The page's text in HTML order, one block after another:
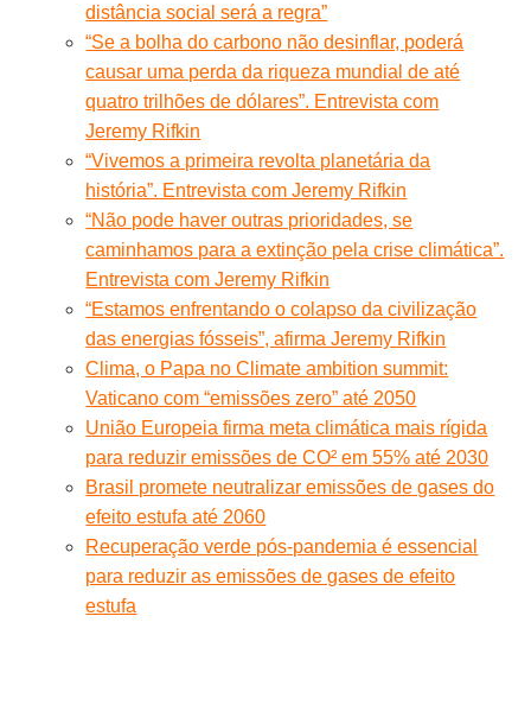
distância social será a regra”
“Se a bolha do carbono não desinflar, poderá
causar uma perda da riqueza mundial de até
quatro trilhões de dólares”. Entrevista com
Jeremy Rifkin
“Vivemos a primeira revolta planetária da
história”. Entrevista com Jeremy Rifkin
“Não pode haver outras prioridades, se
caminhamos para a extinção pela crise climática”.
Entrevista com Jeremy Rifkin
“Estamos enfrentando o colapso da civilização
das energias fósseis”, afirma Jeremy Rifkin
Clima, o Papa no Climate ambition summit:
Vaticano com “emissões zero” até 2050
União Europeia firma meta climática mais rígida
para reduzir emissões de CO² em 55% até 2030
Brasil promete neutralizar emissões de gases do
efeito estufa até 2060
Recuperação verde pós-pandemia é essencial
para reduzir as emissões de gases de efeito
estufa